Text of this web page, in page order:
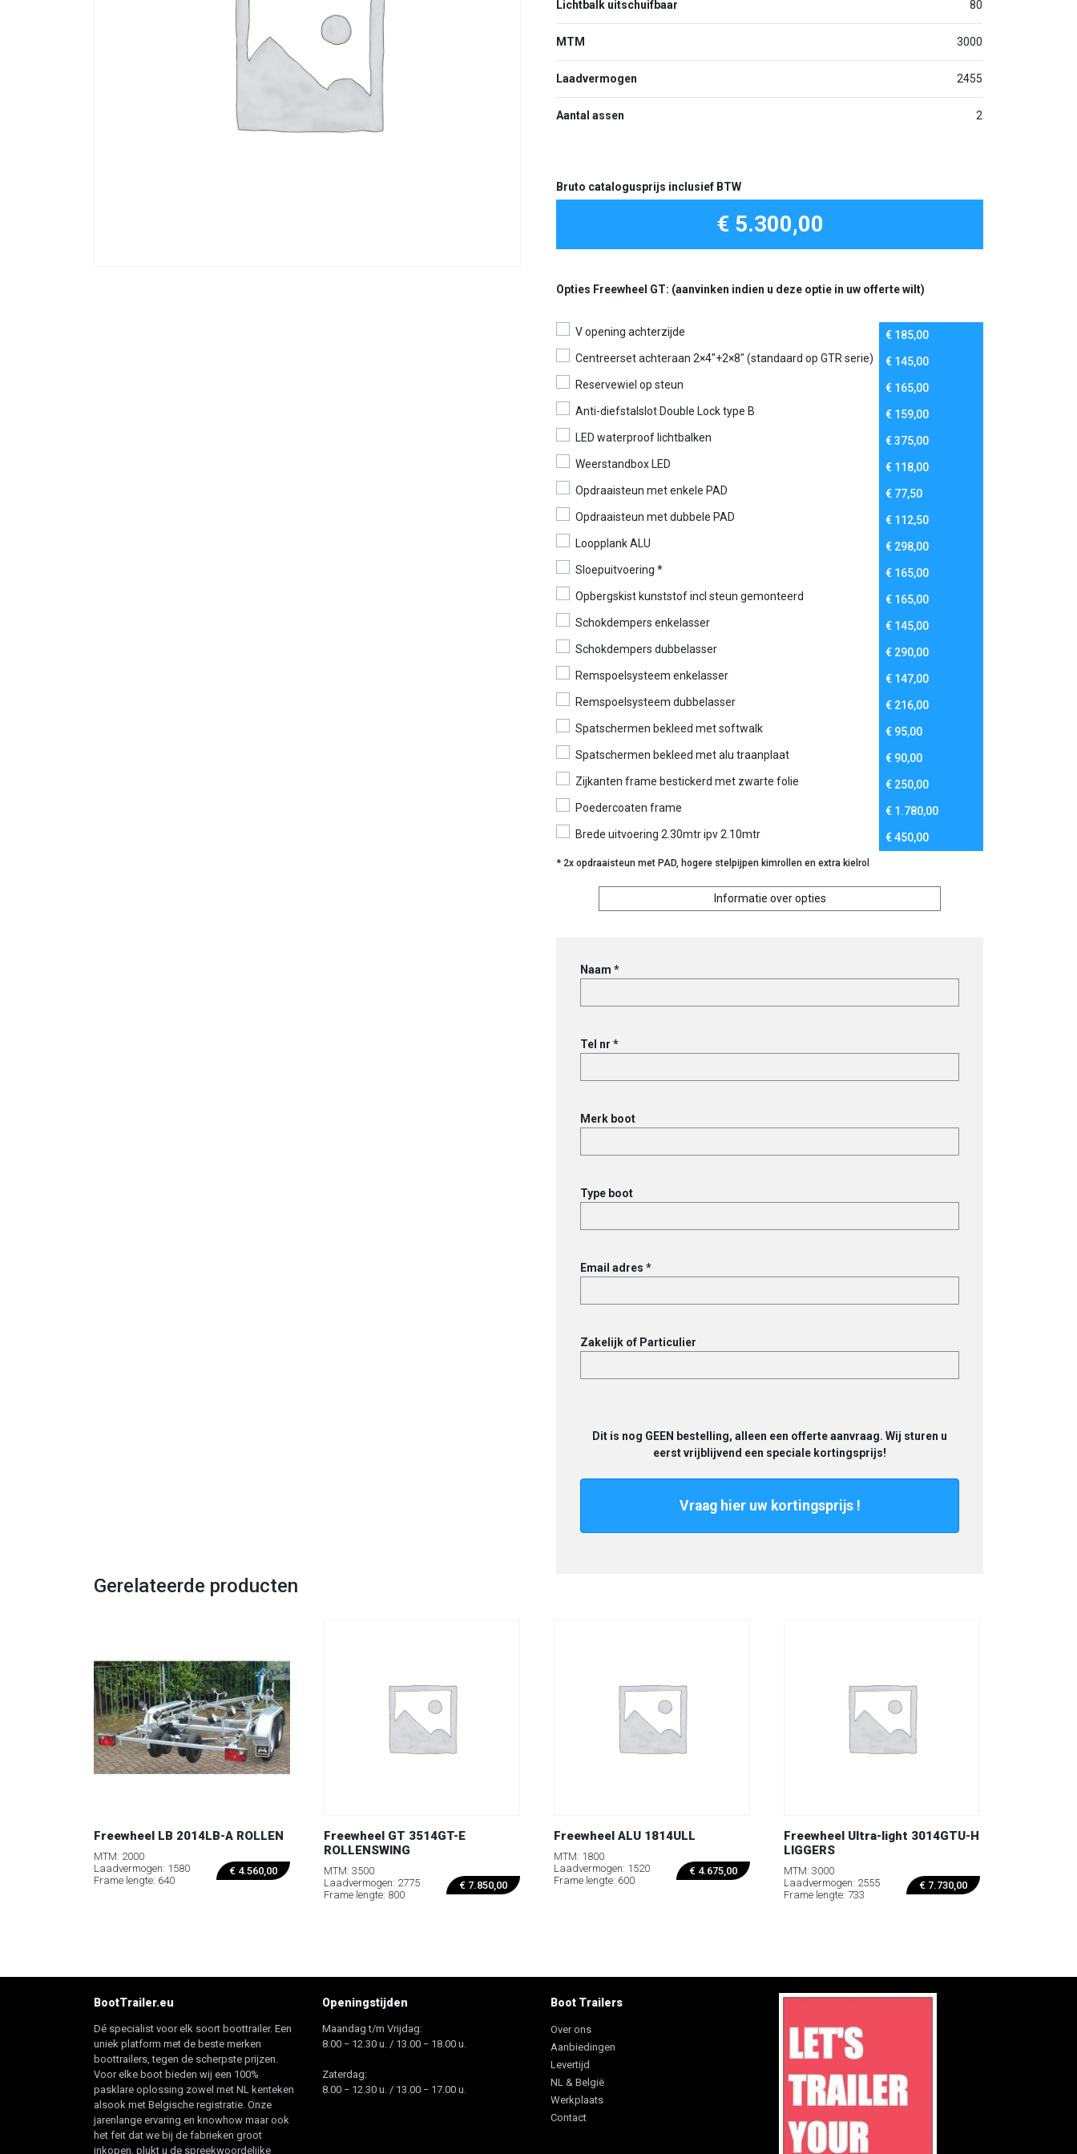
Lichtbalk uitschuifbaar 80
MTM 3000
Laadvermogen 2455
Aantal assen 2
Bruto catalogusprijs inclusief BTW
€ 5.300,00
Opties Freewheel GT: (aanvinken indien u deze optie in uw offerte wilt)
V opening achterzijde € 185,00
Centreerset achteraan 2×4″+2×8″ (standaard op GTR serie)
€ 145,00
Reservewiel op steun
€ 165,00
Anti-diefstalslot Double Lock type B
€ 159,00
LED waterproof lichtbalken
€375,00
Weerstandbox LED
€ 118,00
Opdraaisteun met enkele PAD
€ 77,50
Opdraaisteun met dubbele PAD
€ 112,50
Loopplank ALU
€ 298,00
Sloepuitvoering *
€ 165,00
Opbergskist kunststof incl steun gemonteerd
€ 165,00
Schokdempers enkelasser
€ 145,00
Schokdempers dubbelasser
€ 290,00
Remspoelsysteem enkelasser
€ 147,00
Remspoelsysteem dubbelasser
€ 216,00
Spatschermen bekleed met softwalk
€ 95,00
Spatschermen bekleed met alu traanplaat
€ 90,00
Zijkanten frame bestickerd met zwarte folie
€ 250,00
Poedercoaten frame
€ 1.780,00
Brede uitvoering 2.30mtr ipv 2.10mtr
€450,00
* 2x opdraaisteun met PAD, hogere stelpijpen kimrollen en extra kielrol
Informatie over opties
Naam *
Tel nr *
Merk boot
Type boot
Email adres *
Zakelijk of Particulier
Dit is nog GEEN bestelling, alleen een offerte aanvraag. Wij sturen u
eerst vrijblijvend een speciale kortingsprijs!
Gerelateerde producten
Freewheel LB 2014LB-A ROLLEN
MTM: 2000
Laadvermogen: 1580
Frame lengte: 640
€ 4.560,00
Freewheel GT 3514GT-E
ROLLENSWING
MTM: 3500
Laadvermogen: 2775
Frame lengte: 800
€ 7.850,00
Freewheel ALU 1814ULL
MTM: 1800
Laadvermogen: 1520
Frame lengte: 600
€ 4.675,00
Freewheel Ultra-light 3014GTU-H
LIGGERS
MTM: 3000
Laadvermogen: 2555
Frame lengte: 733
€ 7.730,00
BootTrailer.eu
Dé specialist voor elk soort boottrailer. Een
uniek platform met de beste merken
boottrailers, tegen de scherpste prijzen.
Voor elke boot bieden wij een 100%
pasklare oplossing zowel met NL kenteken
alsook met Belgische registratie. Onze
jarenlange ervaring en knowhow maar ook
het feit dat we bij de fabrieken groot
inkopen, plukt u de spreekwoordelijke
Openingstijden
Maandag t/m Vrijdag:
8.00 − 12.30 u. / 13.00 − 18.00 u.
Zaterdag:
8.00 − 12.30 u. / 13.00 − 17.00 u.
Boot Trailers
Over ons
Aanbiedingen
Levertijd
NL & België
Werkplaats
Contact